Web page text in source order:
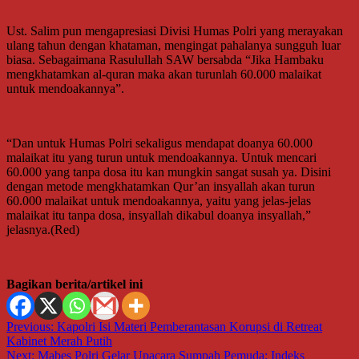
Ust. Salim pun mengapresiasi Divisi Humas Polri yang merayakan
ulang tahun dengan khataman, mengingat pahalanya sungguh luar
biasa. Sebagaimana Rasulullah SAW bersabda “Jika Hambaku
mengkhatamkan al-quran maka akan turunlah 60.000 malaikat
untuk mendoakannya”.
“Dan untuk Humas Polri sekaligus mendapat doanya 60.000
malaikat itu yang turun untuk mendoakannya. Untuk mencari
60.000 yang tanpa dosa itu kan mungkin sangat susah ya. Disini
dengan metode mengkhatamkan Qur’an insyallah akan turun
60.000 malaikat untuk mendoakannya, yaitu yang jelas-jelas
malaikat itu tanpa dosa, insyallah dikabul doanya insyallah,”
jelasnya.(Red)
Bagikan berita/artikel ini
Navigasi
pos
Previous: Kapolri Isi Materi Pemberantasan Korupsi di Retreat
Kabinet Merah Putih
Next: Mabes Polri Gelar Upacara Sumpah Pemuda: Indeks